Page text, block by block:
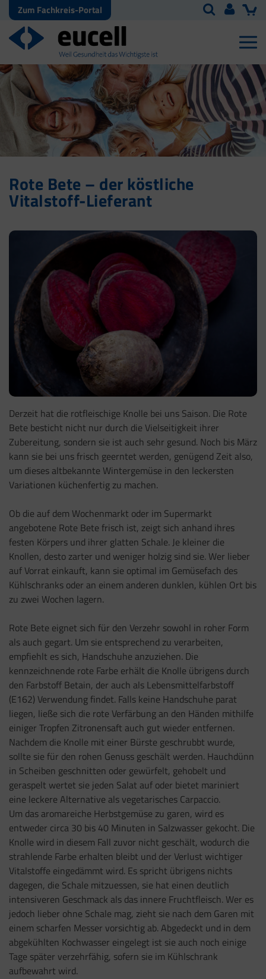
Zum Fachkreis-Portal
Rote Bete – der köstliche
Vitalstoff-Lieferant
Derzeit hat die rotfleischige Knolle bei uns Saison. Die Rote
Bete besticht nicht nur durch die Vielseitigkeit ihrer
Zubereitung, sondern sie ist auch sehr gesund. Noch bis März
kann sie bei uns frisch geerntet werden, genügend Zeit also,
um dieses altbekannte Wintergemüse in den leckersten
Variationen küchenfertig zu machen.
Ob die auf dem Wochenmarkt oder im Supermarkt
angebotene Rote Bete frisch ist, zeigt sich anhand ihres
festen Körpers und ihrer glatten Schale. Je kleiner die
Knollen, desto zarter und weniger holzig sind sie. Wer lieber
auf Vorrat einkauft, kann sie optimal im Gemüsefach des
Kühlschranks oder an einem anderen dunklen, kühlen Ort bis
zu zwei Wochen lagern.
Rote Bete eignet sich für den Verzehr sowohl in roher Form
als auch gegart. Um sie entsprechend zu verarbeiten,
empfiehlt es sich, Handschuhe anzuziehen. Die
kennzeichnende rote Farbe erhält die Knolle übrigens durch
den Farbstoff Betain, der auch als Lebensmittelfarbstoff
(E162) Verwendung findet. Falls keine Handschuhe parat
liegen, ließe sich die rote Verfärbung an den Händen mithilfe
einiger Tropfen Zitronensaft auch gut wieder entfernen.
Nachdem die Knolle mit einer Bürste geschrubbt wurde,
sollte sie für den rohen Genuss geschält werden. Hauchdünn
in Scheiben geschnitten oder gewürfelt, gehobelt und
geraspelt wertet sie jeden Salat auf oder bietet mariniert
eine leckere Alternative als vegetarisches Carpaccio.
Um das aromareiche Herbstgemüse zu garen, wird es
entweder circa 30 bis 40 Minuten in Salzwasser gekocht. Die
Knolle wird in diesem Fall zuvor nicht geschält, wodurch die
strahlende Farbe erhalten bleibt und der Verlust wichtiger
Vitalstoffe eingedämmt wird. Es spricht übrigens nichts
dagegen, die Schale mitzuessen, sie hat einen deutlich
intensiveren Geschmack als das innere Fruchtfleisch. Wer es
jedoch lieber ohne Schale mag, zieht sie nach dem Garen mit
einem scharfen Messer vorsichtig ab. Abgedeckt und in dem
abgekühlten Kochwasser eingelegt ist sie auch noch einige
Tage später verzehrfähig, sofern sie im Kühlschrank
aufbewahrt wird.